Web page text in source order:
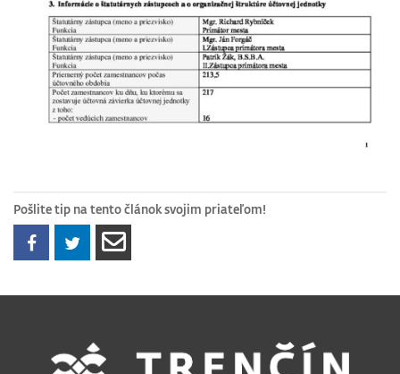
Pošlite tip na tento článok svojim priateľom!